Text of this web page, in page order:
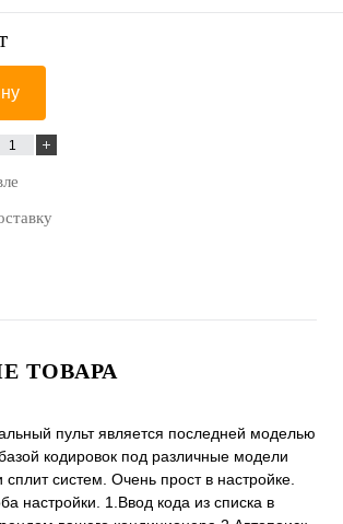
ТОВАРА
пульт является последней моделью
кодировок под различные модели
систем. Очень прост в настройке.
настройки. 1.Ввод кода из списка в